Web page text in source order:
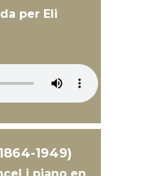
per Eli
1949)